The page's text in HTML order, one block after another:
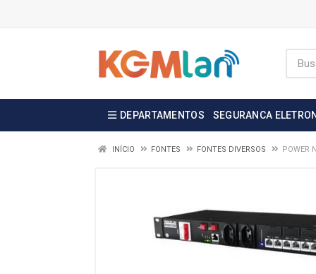
DEPARTAMENTOS SEGURANCA
INÍCIO FONTES FONTES DIVERSOS POWER